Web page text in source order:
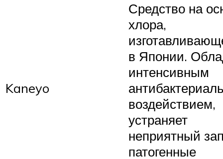
Kaneyo
Средство на
хлора,
в Японии.
интенсивным
воздействием,
устраняет
неприятный
патогенные